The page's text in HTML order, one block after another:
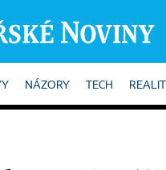
NÁZORY TECH